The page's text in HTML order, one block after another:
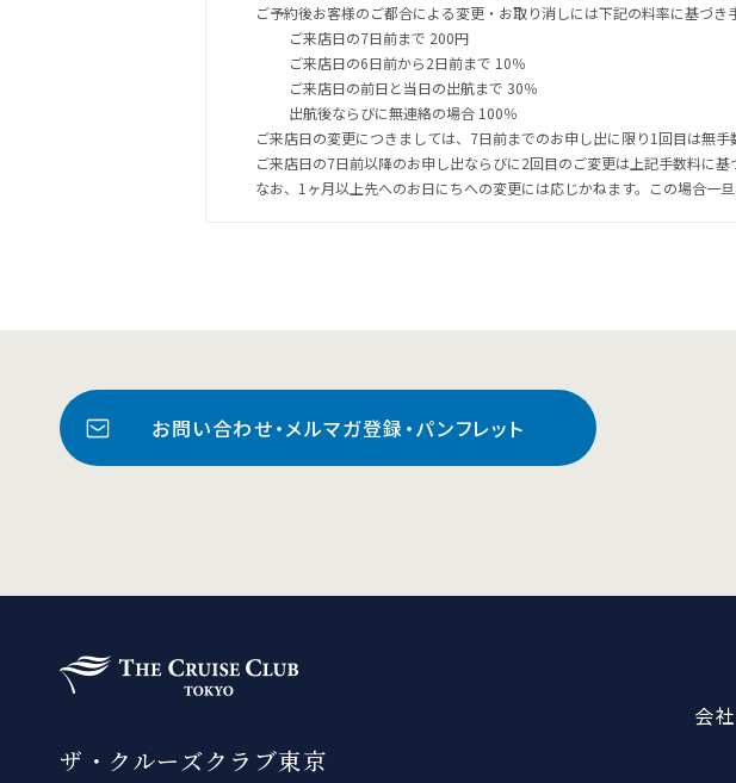
ご予約後お客様のご都合による変更・お取り消しには下記の料率に基づき
ご来店日の7日前まで 200円
ご来店日の6日前から2日前まで 10％
ご来店日の前日と当日の出航まで 30％
出航後ならびに無連絡の場合 100％
ご来店日の変更につきましては、7日前までのお申し出に限り1回目は無手
ご来店日の7日前以降のお申し出ならびに2回目のご変更は上記手数料に基
なお、1ヶ月以上先へのお日にちへの変更には応じかねます。この場合一旦
お問い合わせ・メルマガ登録・パンフレット
会
ザ・クルーズクラブ東京